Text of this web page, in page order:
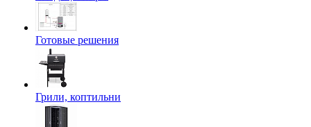
Готовые решения
Грили, коптильни